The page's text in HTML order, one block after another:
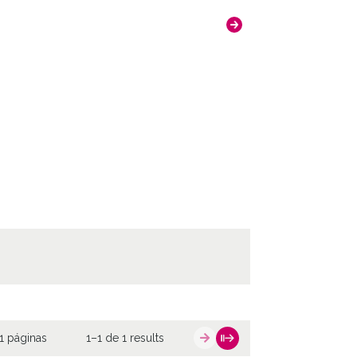
páginas 1–1 de 1 results